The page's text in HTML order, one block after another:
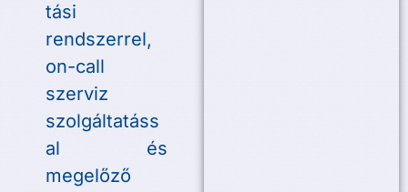
tási
rendszerrel,
on-call
szerviz
szolgáltatáss
al és
megelőző